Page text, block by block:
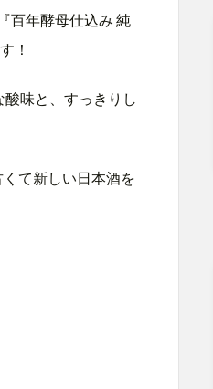
百年酵母仕込み 純
！
味と、すっきりし
て新しい日本酒を